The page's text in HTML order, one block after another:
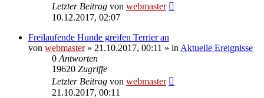
Letzter Beitrag von webmaster
10.12.2017, 02:07
Freilaufende Hunde greifen Terrier an
von webmaster» 21.10.2017, 00:11 » in Aktuelle Ereignisse
0 Antworten
19620 Zugriffe
Letzter Beitrag von webmaster
21.10.2017, 00:11